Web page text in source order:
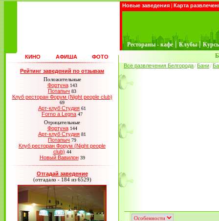
Новые заведения | Карта
Рестораны - кафе | Клубы |
КИНО АФИША ФОТО
Рейтинг заведений по отзывам
Положительные
Фортуна 143
Потапыч 83
Клуб ресторан Форум (Night people club)
69
Арт-клуб Студия 61
Forno a Legna 47
Отрицательные
Фортуна 144
Арт-клуб Студия 81
Потапыч 79
Клуб ресторан Форум (Night people
club) 44
Новый Вавилон 39
Отгадай заведение
(отгадало - 184 из 6529)
Все развлечения Белгорода / Бани /